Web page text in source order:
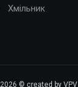
Хмільник
2026 © created by VPV